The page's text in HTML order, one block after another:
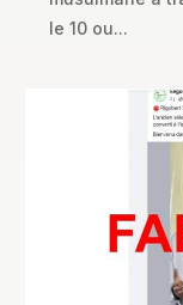
le 10 ou...